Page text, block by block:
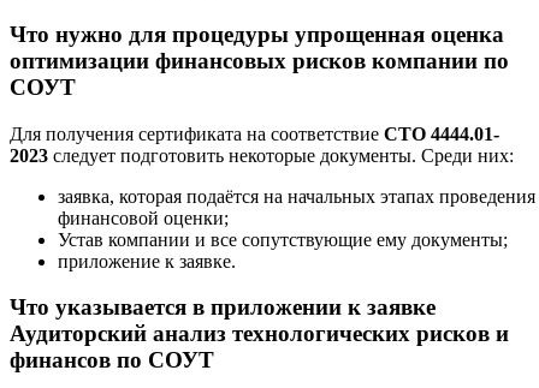
Что нужно для процедуры упрощенная оценка
оптимизации финансовых рисков компании по
СОУТ
Для получения сертификата на соответствие СТО 4444.01-
2023 следует подготовить некоторые документы. Среди них:
заявка, которая подаётся на начальных этапах проведения
финансовой оценки;
Устав компании и все сопутствующие ему документы;
приложение к заявке.
Что указывается в приложении к заявке
Аудиторский анализ технологических рисков и
финансов по СОУТ